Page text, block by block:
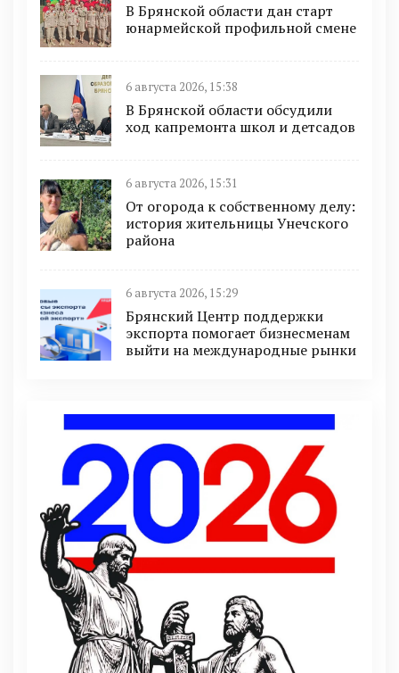
В Брянской области дан старт
юнармейской профильной смене
6 августа 2026, 15:38
В Брянской области обсудили
ход капремонта школ и детсадов
6 августа 2026, 15:31
От огорода к собственному делу:
история жительницы Унечского
района
6 августа 2026, 15:29
Брянский Центр поддержки
экспорта помогает бизнесменам
выйти на международные рынки